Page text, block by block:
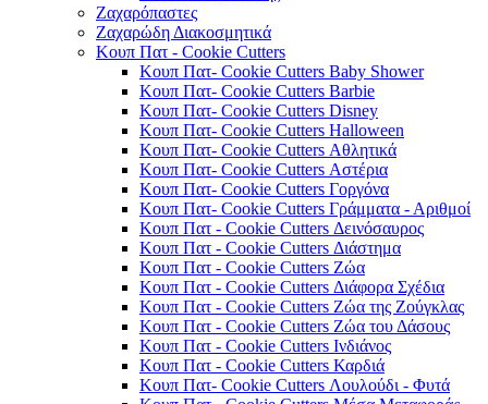
Ζαχαρόπαστες
Ζαχαρώδη Διακοσμητικά
Κουπ Πατ - Cookie Cutters
Κουπ Πατ- Cookie Cutters Baby Shower
Κουπ Πατ- Cookie Cutters Barbie
Κουπ Πατ- Cookie Cutters Disney
Κουπ Πατ- Cookie Cutters Halloween
Κουπ Πατ- Cookie Cutters Αθλητικά
Κουπ Πατ- Cookie Cutters Αστέρια
Κουπ Πατ- Cookie Cutters Γοργόνα
Κουπ Πατ- Cookie Cutters Γράμματα - Αριθμοί
Κουπ Πατ - Cookie Cutters Δεινόσαυρος
Κουπ Πατ - Cookie Cutters Διάστημα
Κουπ Πατ - Cookie Cutters Ζώα
Κουπ Πατ - Cookie Cutters Διάφορα Σχέδια
Κουπ Πατ - Cookie Cutters Ζώα της Ζούγκλας
Κουπ Πατ - Cookie Cutters Ζώα του Δάσους
Κουπ Πατ - Cookie Cutters Ινδιάνος
Κουπ Πατ - Cookie Cutters Καρδιά
Κουπ Πατ- Cookie Cutters Λουλούδι - Φυτά